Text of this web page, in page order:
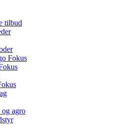
tilbud
Fokus
agro